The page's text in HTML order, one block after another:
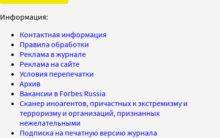
Информация:
Контактная информация
Правила обработки
Реклама в журнале
Реклама на сайте
Условия перепечатки
Архив
Вакансии в Forbes Russia
Сканер иноагентов, причастных к экстремизму и
терроризму и организаций, признанных
нежелательными
Подписка на печатную версию журнала